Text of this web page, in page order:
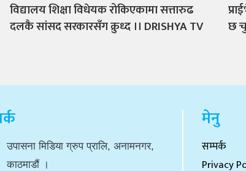
विद्यालय शिक्षा विधेयक रोकिएकामा सत्तारुढ
दलकै सांसद सरकारसँग क्रुध्द ।। DRISHYA TV
छ
उपासना मिडिया ग्रुप प्रालि, अनामनगर,
काठमाडौं ।
मेनु
सम्पर्क
Privacy